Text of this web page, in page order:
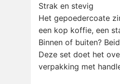
Strak en stevig
Het gepoedercoate
een kop koffie, een
Binnen of buiten?
Deze set doet het
verpakking met